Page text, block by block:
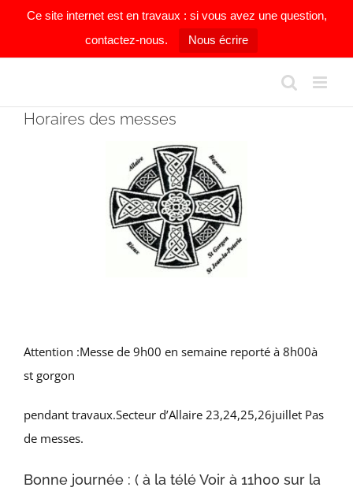
Ce site internet est en travaux : si vous avez une question,
contactez-nous.
Nous écrire
contenuHoraires des messes
Attention :Messe de 9h00 en semaine reporté à 8h00à
st gorgon
pendant travaux.Secteur d’Allaire 23,24,25,26juillet Pas
de messes.
Bonne journée : ( à la télé Voir à 11h00 sur la